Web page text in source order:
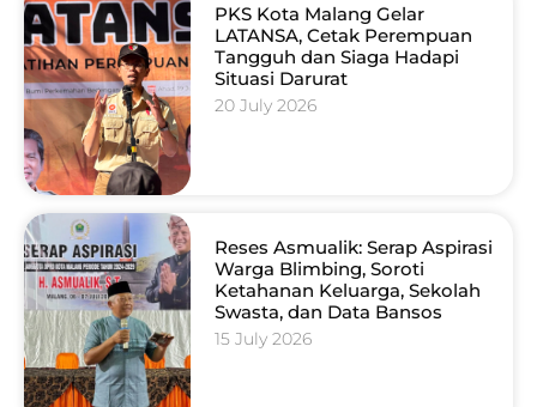
PKS Kota Malang Gelar
LATANSA, Cetak Perempuan
Tangguh dan Siaga Hadapi
Situasi Darurat
20 July 2026
Reses Asmualik: Serap Aspirasi
Warga Blimbing, Soroti
Ketahanan Keluarga, Sekolah
Swasta, dan Data Bansos
15 July 2026